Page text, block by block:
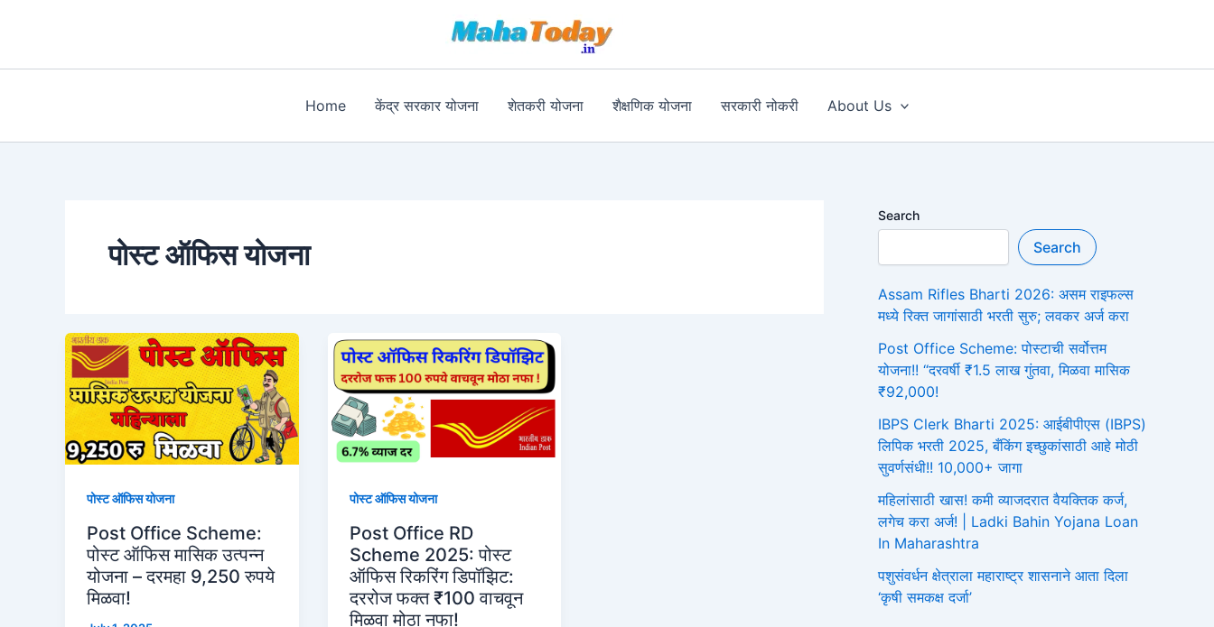
Home केंद्र सरकार योजना शेतकरी योजना शैक्षणिक योजना सरकारी नोकरी About Us
पोस्ट ऑफिस योजना
पोस्ट ऑफिस योजना
Post Office Scheme:
पोस्ट ऑफिस मासिक उत्पन्न
योजना – दरमहा 9,250 रुपये
मिळवा!
पोस्ट ऑफिस योजना
Post Office RD
Scheme 2025: पोस्ट
ऑफिस रिकरिंग डिपॉझिट:
दररोज फक्त ₹100 वाचवून
मिळवा मोठा नफा!
Search
Search
Assam Rifles Bharti 2026: असम राइफल्स
मध्ये रिक्त जागांसाठी भरती सुरु; लवकर अर्ज करा
Post Office Scheme: पोस्टाची सर्वोत्तम
योजना!! “दरवर्षी ₹1.5 लाख गुंतवा, मिळवा मासिक
₹92,000!
IBPS Clerk Bharti 2025: आईबीपीएस (IBPS)
लिपिक भरती 2025, बँकिंग इच्छुकांसाठी आहे मोठी
सुवर्णसंधी!! 10,000+ जागा
महिलांसाठी खास! कमी व्याजदरात वैयक्तिक कर्ज,
लगेच करा अर्ज! | Ladki Bahin Yojana Loan
In Maharashtra
पशुसंवर्धन क्षेत्राला महाराष्ट्र शासनाने आता दिला
‘कृषी समकक्ष दर्जा’